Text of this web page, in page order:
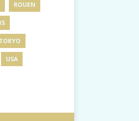
ROUEN
TOKYO
USA